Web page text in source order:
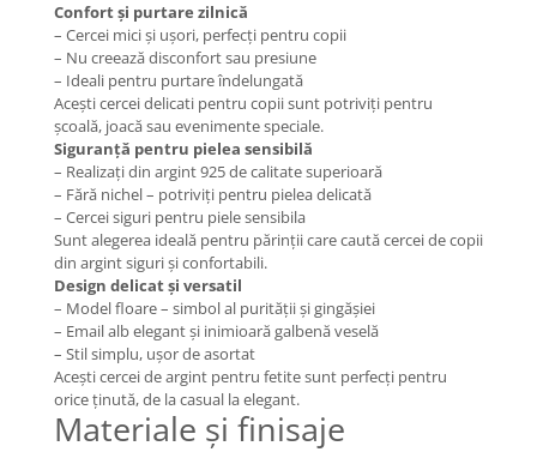
Brățări elastice cu pietre
semiprețioase
BRĂȚĂRI DE PICIOR
Brățări de picior din Aur
Brățări de picior din Argint
COLIERE
Coliere cu mărgele colorate și
Argint
Coliere cu pietre semiprețioase
Confort și purtare zilnică
– Cercei mici și ușori, perfecți pentru copii
– Nu creează disconfort sau presiune
– Ideali pentru purtare îndelungată
Acești cercei delicati pentru copii sunt potriviți pentru
școală, joacă sau evenimente speciale.
Siguranță pentru pielea sensibilă
– Realizați din argint 925 de calitate superioară
– Fără nichel – potriviți pentru pielea delicată
– Cercei siguri pentru piele sensibila
Sunt alegerea ideală pentru părinții care caută cercei de copii
din argint siguri și confortabili.
Design delicat și versatil
– Model floare – simbol al purității și gingășiei
– Email alb elegant și inimioară galbenă veselă
– Stil simplu, ușor de asortat
Acești cercei de argint pentru fetite sunt perfecți pentru
orice ținută, de la casual la elegant.
Materiale și finisaje